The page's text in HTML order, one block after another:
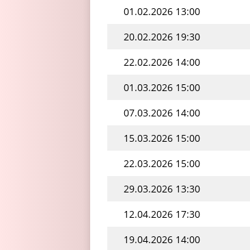
01.02.2026 13:00
20.02.2026 19:30
22.02.2026 14:00
01.03.2026 15:00
07.03.2026 14:00
15.03.2026 15:00
22.03.2026 15:00
29.03.2026 13:30
12.04.2026 17:30
19.04.2026 14:00